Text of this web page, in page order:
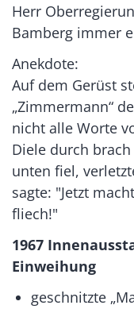
Herr
Bamberg immer
Anekdote:
Auf dem Gerüst
„Zimmermann“
nicht alle Worte
Diele durch
unten fiel,
sagte: "Jetzt
fliech!"
1967
Einweihung
geschnitzte